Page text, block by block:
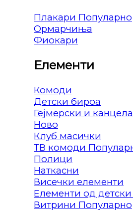
Плакари
Ормарчиња
Фиокари
Елементи
Комоди
Детски бироа
Гејмерски и
Клуб масички
ТВ комоди
Полици
Наткасни
Висечки елементи
Елементи од
Витрини